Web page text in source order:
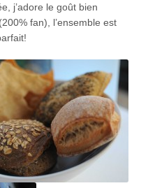
j’adore le goût bien
fan), l’ensemble est